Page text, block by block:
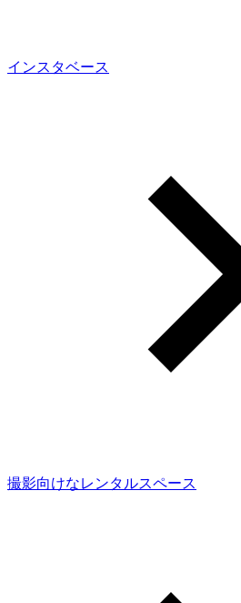
インスタベース
撮影向けなレンタルスペース